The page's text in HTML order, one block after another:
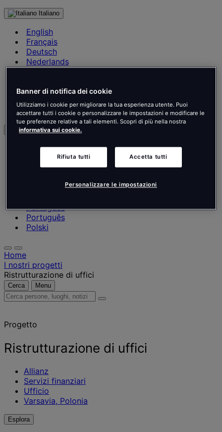
Italiano
English
Français
Deutsch
Nederlands
Português
Português
Polski
English
Français
Deutsch
Português
Português
Polski
Home
I nostri progetti
Ristrutturazione di uffici
Cerca Menu
Cerca
notizie
approfondimenti
Progetto
Ristrutturazione di uffici
Allianz
Servizi finanziari
Ufficio
Varsavia, Polonia
Esplora
Banner di notifica dei cookie
Utilizziamo i cookie per migliorare la tua esperienza utente. Puoi
accettare tutti i cookie o personalizzare le impostazioni e modificare le
tue preferenze relative a tali elementi. Scopri di più nella nostra
informativa sui cookie.
Rifiuta tutti Accetta tutti
Personalizzare le impostazioni